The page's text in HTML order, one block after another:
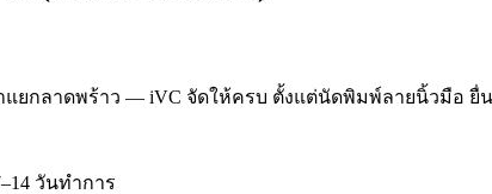
แยกลาดพร้าว — iVC จัดให้ครบ ตั้งแต่นัดพิมพ์ลายนิ้วมือ ยื่น
วันทำการ